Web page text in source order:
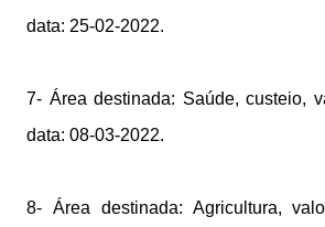
data: 25-02-2022.
7- Área destinada: Saúde, custeio,
data: 08-03-2022.
8- Área destinada: Agricultura,